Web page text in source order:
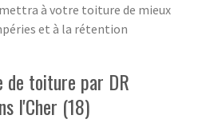
à votre toiture de mieux
et à la rétention
de toiture par DR
l'Cher (18)